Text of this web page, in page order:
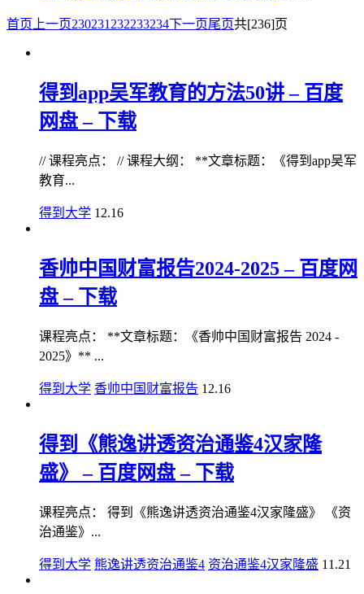
首页上一页230231232233234下一页尾页共[236]页
得到app吴军教育的方法50讲 – 百度
网盘 – 下载
// 课程亮点： // 课程大纲： **文章标题：《得到app吴军
教育...
得到大学 12.16
香帅中国财富报告2024-2025 – 百度网
盘 – 下载
课程亮点： **文章标题：《香帅中国财富报告 2024 -
2025》** ...
得到大学 香帅中国财富报告 12.16
得到《熊逸讲透资治通鉴4汉家隆
盛》 – 百度网盘 – 下载
课程亮点： 得到《熊逸讲透资治通鉴4汉家隆盛》 《资
治通鉴》...
得到大学 熊逸讲透资治通鉴4 资治通鉴4汉家隆盛 11.21